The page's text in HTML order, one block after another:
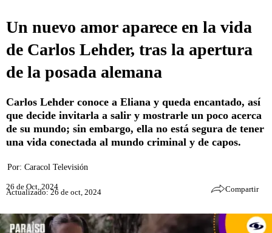
Un nuevo amor aparece en la vida
de Carlos Lehder, tras la apertura
de la posada alemana
Carlos Lehder conoce a Eliana y queda encantado, así
que decide invitarla a salir y mostrarle un poco acerca
de su mundo; sin embargo, ella no está segura de tener
una vida conectada al mundo criminal y de capos.
Por: Caracol Televisión
26 de Oct, 2024
Actualizado: 26 de oct, 2024 Compartir